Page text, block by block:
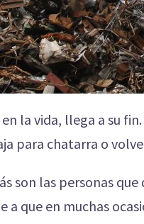
la vida, llega a su
para chatarra o
son las personas
a que en muchas